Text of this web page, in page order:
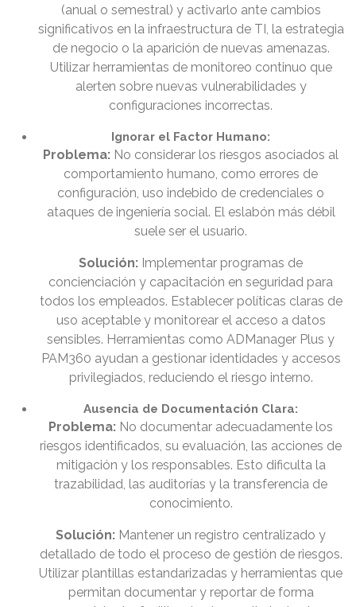
(anual o semestral) y activarlo ante cambios
significativos en la infraestructura de TI, la estrategia
de negocio o la aparición de nuevas amenazas.
Utilizar herramientas de monitoreo continuo que
alerten sobre nuevas vulnerabilidades y
configuraciones incorrectas.
Ignorar el Factor Humano:
Problema: No considerar los riesgos asociados al
comportamiento humano, como errores de
configuración, uso indebido de credenciales o
ataques de ingeniería social. El eslabón más débil
suele ser el usuario.
Solución: Implementar programas de
concienciación y capacitación en seguridad para
todos los empleados. Establecer políticas claras de
uso aceptable y monitorear el acceso a datos
sensibles. Herramientas como ADManager Plus y
PAM360 ayudan a gestionar identidades y accesos
privilegiados, reduciendo el riesgo interno.
Ausencia de Documentación Clara:
Problema: No documentar adecuadamente los
riesgos identificados, su evaluación, las acciones de
mitigación y los responsables. Esto dificulta la
trazabilidad, las auditorías y la transferencia de
conocimiento.
Solución: Mantener un registro centralizado y
detallado de todo el proceso de gestión de riesgos.
Utilizar plantillas estandarizadas y herramientas que
permitan documentar y reportar de forma